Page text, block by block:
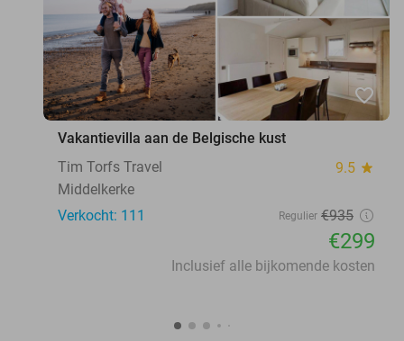
favorite_border
Vakantievilla aan de Belgische kust
Tim Torfs Travel
9.5 star
Middelkerke
Verkocht: 111
Regulier €935
€299
Inclusief alle bijkomende kosten